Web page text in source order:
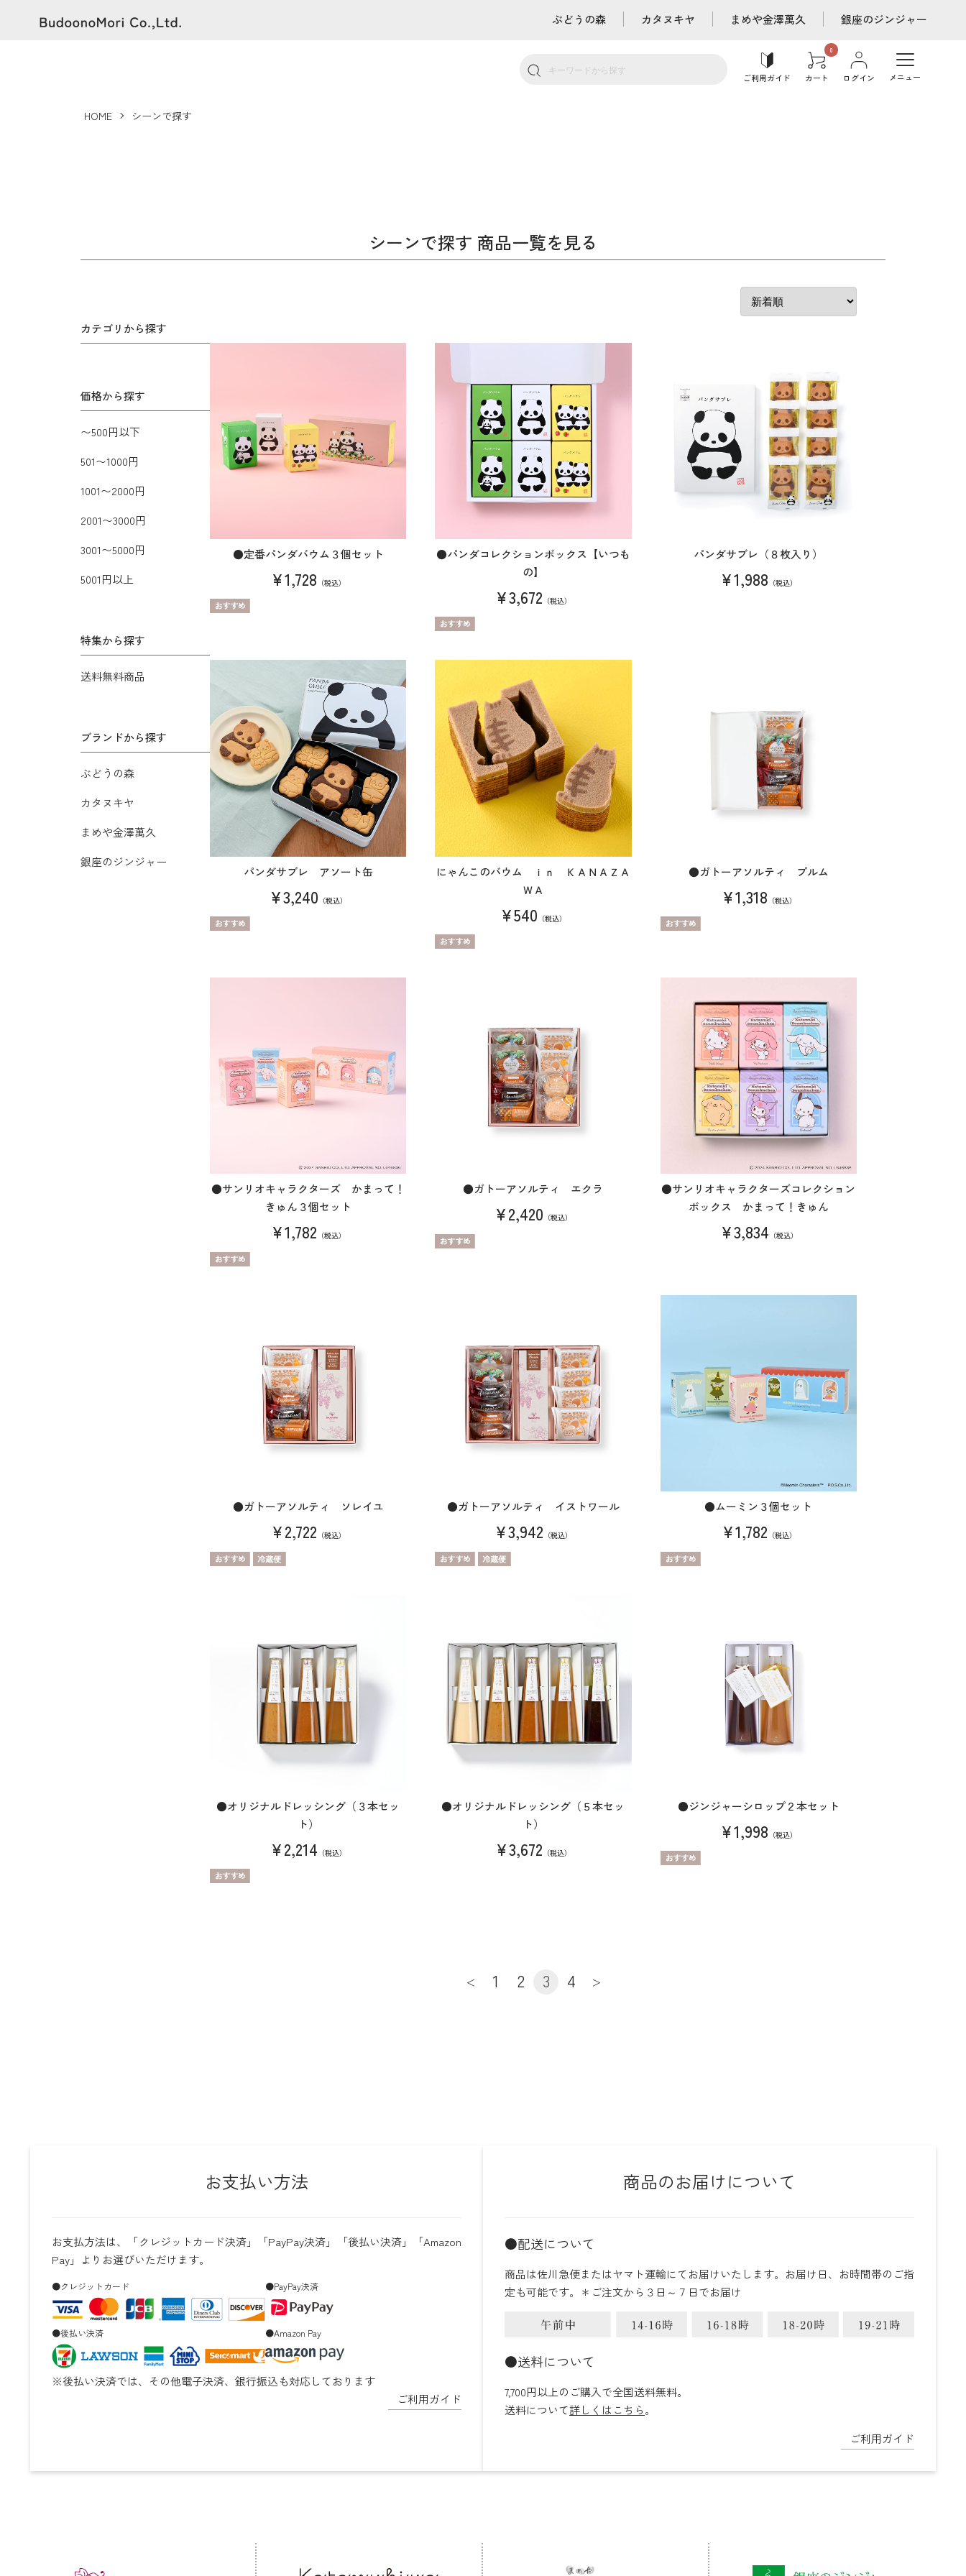
ぶどうの森 カタヌキヤ まめや金澤萬久 銀座のジンジャー
ご利用ガイド カート ログイン メニュー
HOME シーンで探す
シーンで探す 商品一覧を見る
カテゴリから探す
価格から探す
〜500円以下
501〜1000円
1001〜2000円
2001〜3000円
3001〜5000円
5001円以上
特集から探す
送料無料商品
ブランドから探す
ぶどうの森
カタヌキヤ
まめや金澤萬久
銀座のジンジャー
●定番パンダバウム３個セット
¥1,728 （税込）
●パンダコレクションボックス【いつも
の】
¥3,672 （税込）
パンダサブレ（８枚入り）
¥1,988 （税込）
パンダサブレ アソート缶
¥3,240 （税込）
にゃんこのバウム ｉｎ ＫＡＮＡＺＡ
ＷＡ
¥540 （税込）
●ガトーアソルティ プルム
¥1,318 （税込）
●サンリオキャラクターズ かまって！
きゅん３個セット
¥1,782 （税込）
●ガトーアソルティ エクラ
¥2,420 （税込）
●サンリオキャラクターズコレクション
ボックス かまって！きゅん
¥3,834 （税込）
●ガトーアソルティ ソレイユ
¥2,722 （税込）
●ガトーアソルティ イストワール
¥3,942 （税込）
●ムーミン３個セット
¥1,782 （税込）
●オリジナルドレッシング（３本セッ
ト）
¥2,214 （税込）
●オリジナルドレッシング（５本セッ
ト）
¥3,672 （税込）
●ジンジャーシロップ２本セット
¥1,998 （税込）
＜ 1 2 3 4 ＞
お支払い方法
お支払方法は、「クレジットカード決済」「PayPay決済」「後払い決済」「Amazon
Pay」よりお選びいただけます。
●クレジットカード ●PayPay決済
●後払い決済 ●Amazon Pay
※後払い決済では、その他電子決済、銀行振込も対応しております
ご利用ガイド
商品のお届けについて
●配送について
商品は佐川急便またはヤマト運輸にてお届けいたします。お届け日、お時間帯のご指
定も可能です。＊ご注文から３日～７日でお届け
●送料について
7,700円以上のご購入で全国送料無料。
送料について詳しくはこちら。
ご利用ガイド